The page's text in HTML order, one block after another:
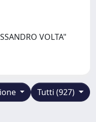
VOLTA"
Tutti (927)